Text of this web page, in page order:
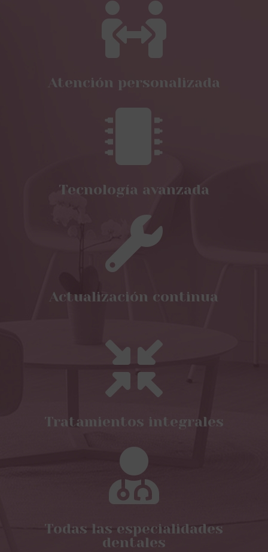

Atención personalizada

Tecnología avanzada

Actualización continua

Tratamientos integrales

Todas las especialidades
dentales